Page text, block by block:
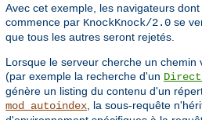
Avec cet exemple, les navigateurs
commence par KnockKnock/2.0 se
que tous les autres seront rejetés.
Lorsque le serveur cherche un chemin
(par exemple la recherche d'un
génère un listing du contenu d'un
mod_autoindex , la sous-requête